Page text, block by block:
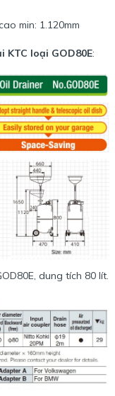
min: 1.120mm
loại GOD80E:
dung tích 80 lít.